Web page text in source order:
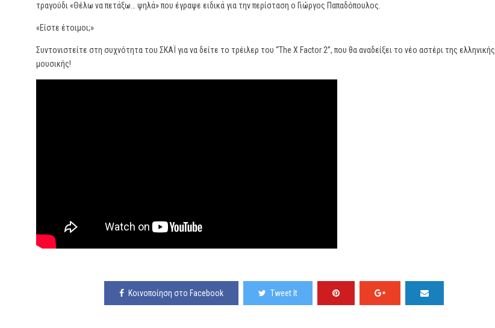
τραγούδι «Θέλω να πετάξω… ψηλά» που έγραψε ειδικά για την περίσταση ο Γιώργος Παπαδόπουλος.
«Είστε έτοιμοι;»
Συντονιστείτε στη συχνότητα του ΣΚΑΪ για να δείτε το τρέιλερ του “The X Factor 2”, που θα αναδείξει το νέο αστέρι της ελληνικής
μουσικής!
Κοινοποίηση στο Facebook Tweet It